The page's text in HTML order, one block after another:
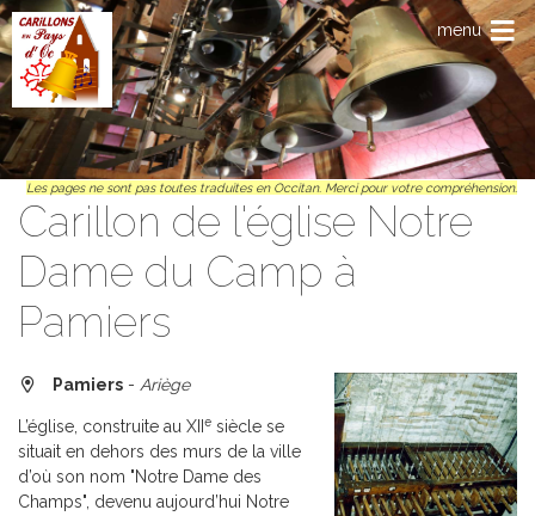
Anar al contengut principal
menu
Les pages ne sont pas toutes traduites en Occitan. Merci pour votre compréhension.
Carillon de l'église Notre
Dame du Camp à
Pamiers
Pamiers- Ariège
L’église, construite au XII e siècle se
situait en dehors des murs de la ville
d’où son nom "Notre Dame des
Champs", devenu aujourd’hui Notre